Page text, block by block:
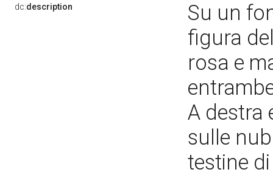
dc:description
Su un
figura
rosa e
A destra
sulle
testine